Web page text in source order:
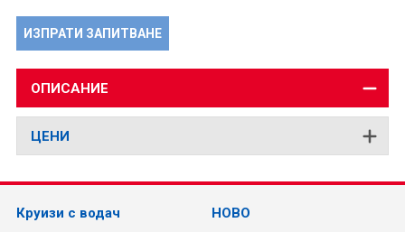
ИЗПРАТИ ЗАПИТВАНЕ
ОПИСАНИЕ
ЦЕНИ
Круизи с водач НОВО